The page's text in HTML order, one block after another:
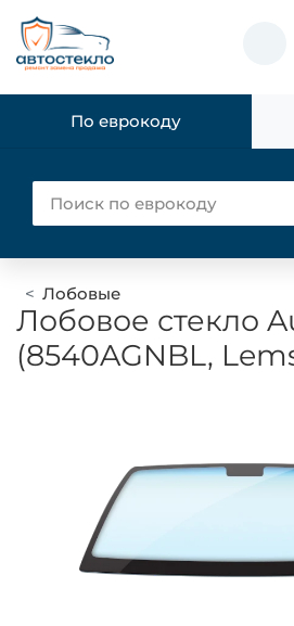
По еврокоду
Лобовые
Лобовое стекло
(8540AGNBL,